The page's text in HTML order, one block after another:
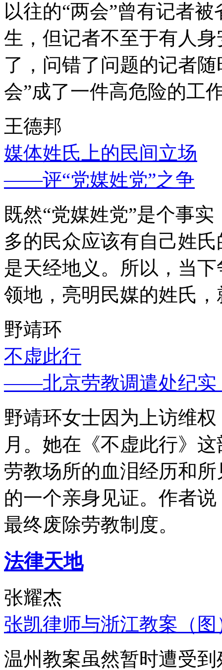
以往的“两会”曾有记者
生，但记者不至于有人
了，问错了问题的记者
会”成了一件高危险的工
王德邦
媒体姓氏上的民间立场
——评“党媒姓党”之争
既然“党媒姓党”是个事
多的民众应该有自己姓
是天经地义。所以，当
领地，亮明民媒的姓氏
野靖环
不虚此行
——北京劳教调遣处纪实
野靖环女士因为上访维
月。她在《不虚此行》
劳教场所的血泪经历和
的一个亲身见证。作者
最终废除劳教制度。
法律天地
张耀杰
张凯律师与浙江教案（图
温州教案虽然暂时遭受